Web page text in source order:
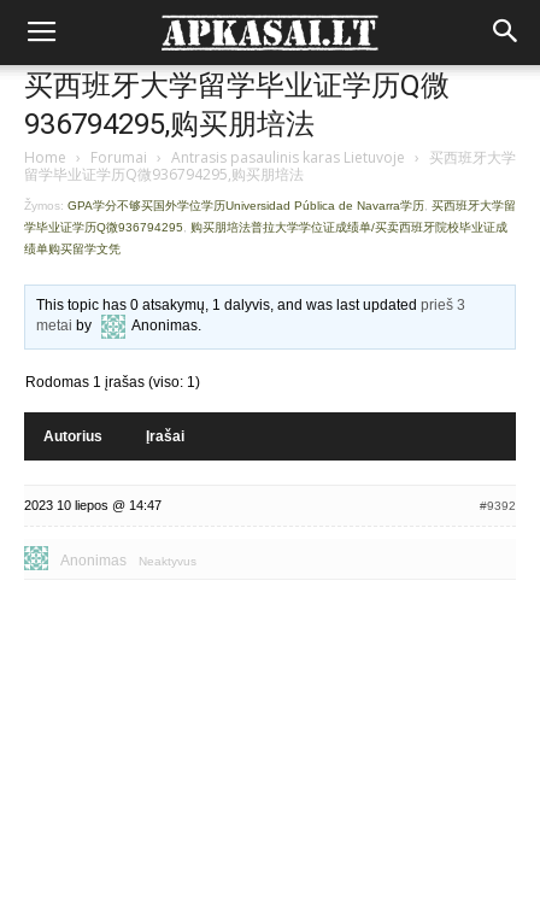
买西班牙大学留学毕业证学历Q微
936794295,购买朋培法
Home › Forumai › Antrasis pasaulinis karas Lietuvoje › 买西班牙大学
留学毕业证学历Q微936794295,购买朋培法
Žymos: GPA学分不够买国外学位学历Universidad Pública de Navarra学历 买西班牙大学留
学毕业证学历Q微936794295
购买朋培法普拉大学学位证成绩单/买卖西班牙院校毕业证成
绩单购买留学文凭
This topic has 0 atsakymų, 1 dalyvis, and was last updatedprieš 3
metai by Anonimas.
Rodomas 1 įrašas (viso: 1)
Autorius Įrašai
2023 10 liepos @ 14:47 #9392
Anonimas Neaktyvus